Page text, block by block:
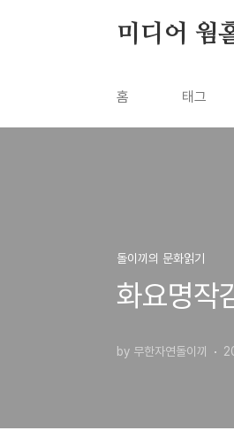
미디어 웜
홈 태그
돌이끼의 문화읽기
화요명작
by 무한자연돌이끼